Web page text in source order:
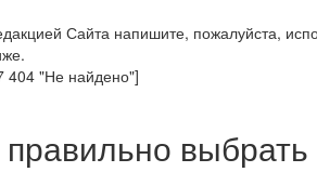
Сайта напишите, пожалуйста,
404 "Не найдено"]
выбрать